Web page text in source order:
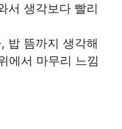
서 생각보다 빨리
밥 뜸까지 생각해
에서 마무리 느낌